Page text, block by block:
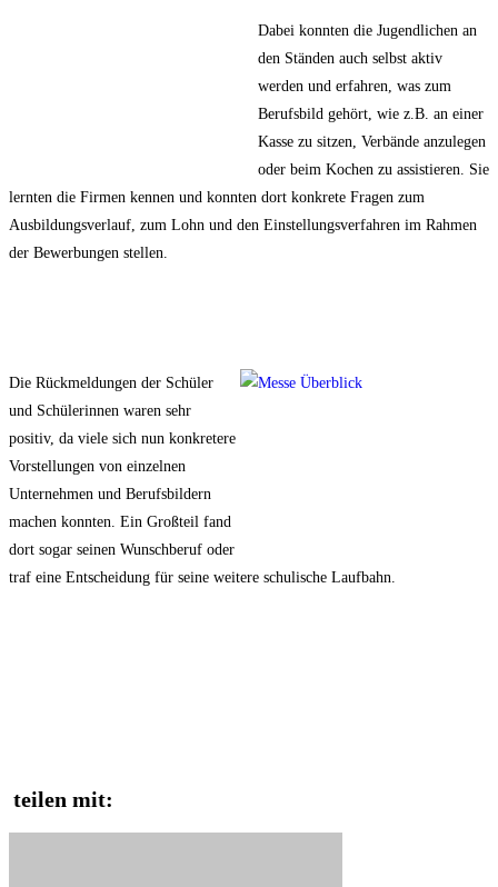
Dabei konnten die Jugendlichen an
den Ständen auch selbst aktiv
werden und erfahren, was zum
Berufsbild gehört, wie z.B. an einer
Kasse zu sitzen, Verbände anzulegen
oder beim Kochen zu assistieren. Sie
lernten die Firmen kennen und konnten dort konkrete Fragen zum
Ausbildungsverlauf, zum Lohn und den Einstellungsverfahren im Rahmen
der Bewerbungen stellen.
Die Rückmeldungen der Schüler
und Schülerinnen waren sehr
positiv, da viele sich nun konkretere
Vorstellungen von einzelnen
Unternehmen und Berufsbildern
machen konnten. Ein Großteil fand
dort sogar seinen Wunschberuf oder
traf eine Entscheidung für seine weitere schulische Laufbahn.
teilen mit: